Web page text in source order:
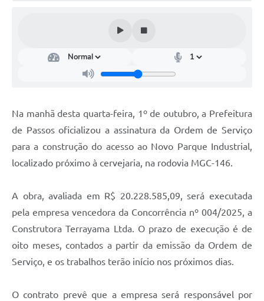
Na manhã desta quarta-feira, 1º de outubro, a Prefeitura
de Passos oficializou a assinatura da Ordem de Serviço
para a construção do acesso ao Novo Parque Industrial,
localizado próximo à cervejaria, na rodovia MGC-146.
A obra, avaliada em R$ 20.228.585,09, será executada
pela empresa vencedora da Concorrência nº 004/2025, a
Construtora Terrayama Ltda. O prazo de execução é de
oito meses, contados a partir da emissão da Ordem de
Serviço, e os trabalhos terão início nos próximos dias.
O contrato prevê que a empresa será responsável por